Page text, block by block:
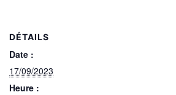
DÉTAILS
Date :
17/09/2023
Heure :